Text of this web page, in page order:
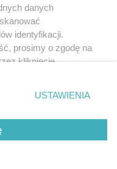
danych
identyfikacji.
prosimy o zgodę na
kliknięcie
prywatności
strony
zgody
się takiemu
zastosowanie tylko
USTAWIENIA